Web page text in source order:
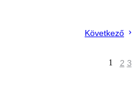
Következő
1 2 3